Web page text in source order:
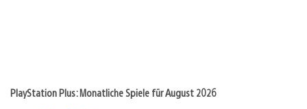
PlayStation Plus: Monatliche Spiele für August 2026